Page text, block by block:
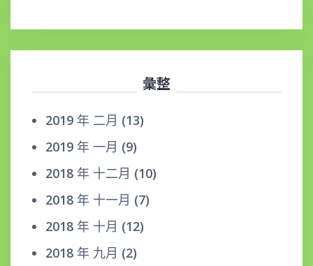
彙整
2019 年 二月 (13)
2019 年 一月 (9)
2018 年 十二月 (10)
2018 年 十一月 (7)
2018 年 十月 (12)
2018 年 九月 (2)